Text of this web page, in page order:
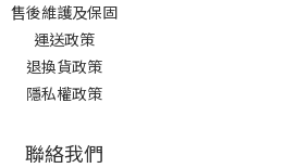
售後維護及保固
運送政策
退換貨政策
隱私權政策
聯絡我們